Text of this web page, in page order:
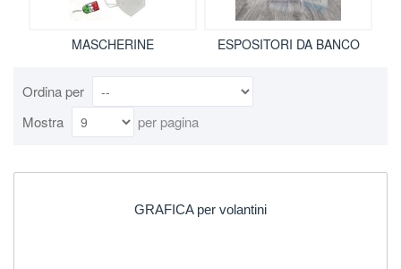
MASCHERINE ESPOSITORI DA BANCO
Ordina per
Mostra
per pagina
GRAFICA per volantini